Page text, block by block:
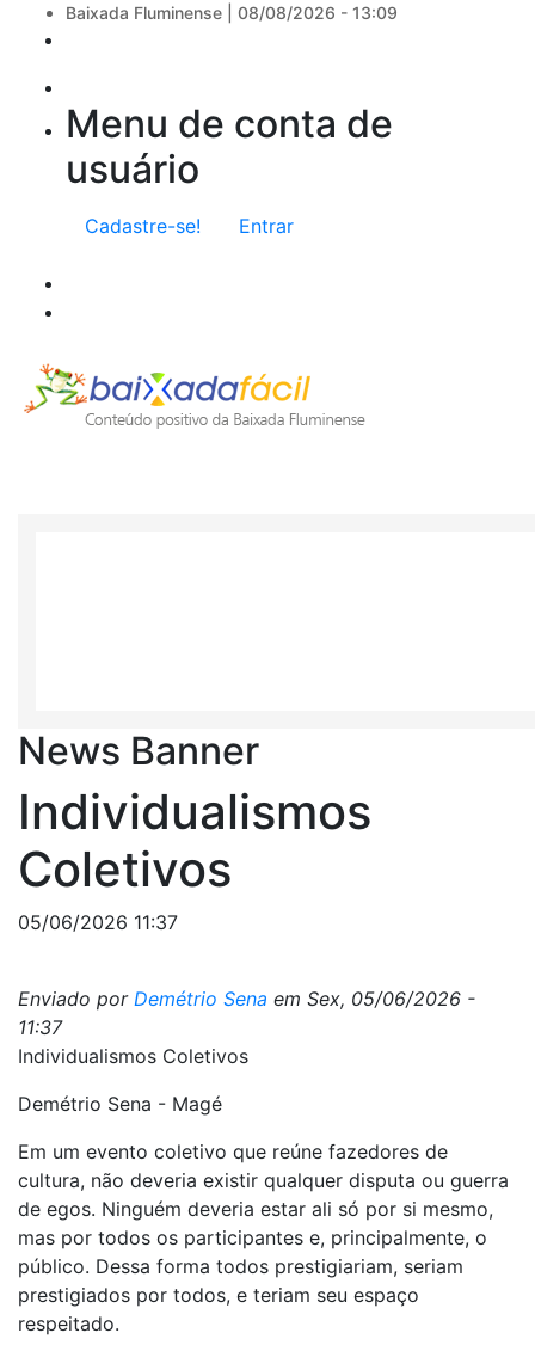
Baixada Fluminense | 08/08/2026 - 13:09
Menu de conta de
usuário
Cadastre-se! Entrar
News Banner
Individualismos
Coletivos
05/06/2026 11:37
Enviado por Demétrio Sena em Sex, 05/06/2026 -
11:37
Individualismos Coletivos
Demétrio Sena - Magé
Em um evento coletivo que reúne fazedores de
cultura, não deveria existir qualquer disputa ou guerra
de egos. Ninguém deveria estar ali só por si mesmo,
mas por todos os participantes e, principalmente, o
público. Dessa forma todos prestigiariam, seriam
prestigiados por todos, e teriam seu espaço
respeitado.